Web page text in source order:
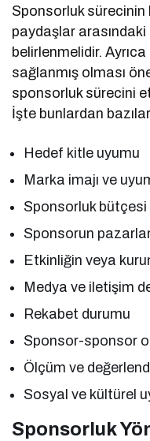
Sponsorluk sürecinin
paydaşlar arasındaki
belirlenmelidir.
sağlanmış olması
sponsorluk sürecini
İşte bunlardan
Hedef kitle uyumu
Marka imajı ve
Sponsorluk bütçesi
Sponsorun
Etkinliğin veya
Medya ve iletişim
Rekabet durumu
Sponsor-sponsor
Ölçüm ve
Sosyal ve kültürel
Sponsorluk